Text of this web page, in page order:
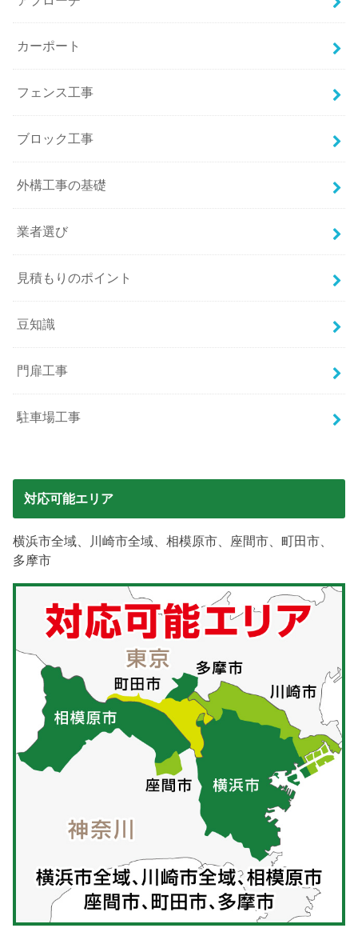
カーポート
フェンス工事
ブロック工事
外構工事の基礎
業者選び
見積もりのポイント
豆知識
門扉工事
駐車場工事
対応可能エリア
横浜市全域、川崎市全域、相模原市、座間市、町田市、
多摩市